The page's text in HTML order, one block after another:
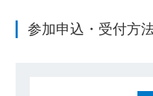
参加申込・受付方